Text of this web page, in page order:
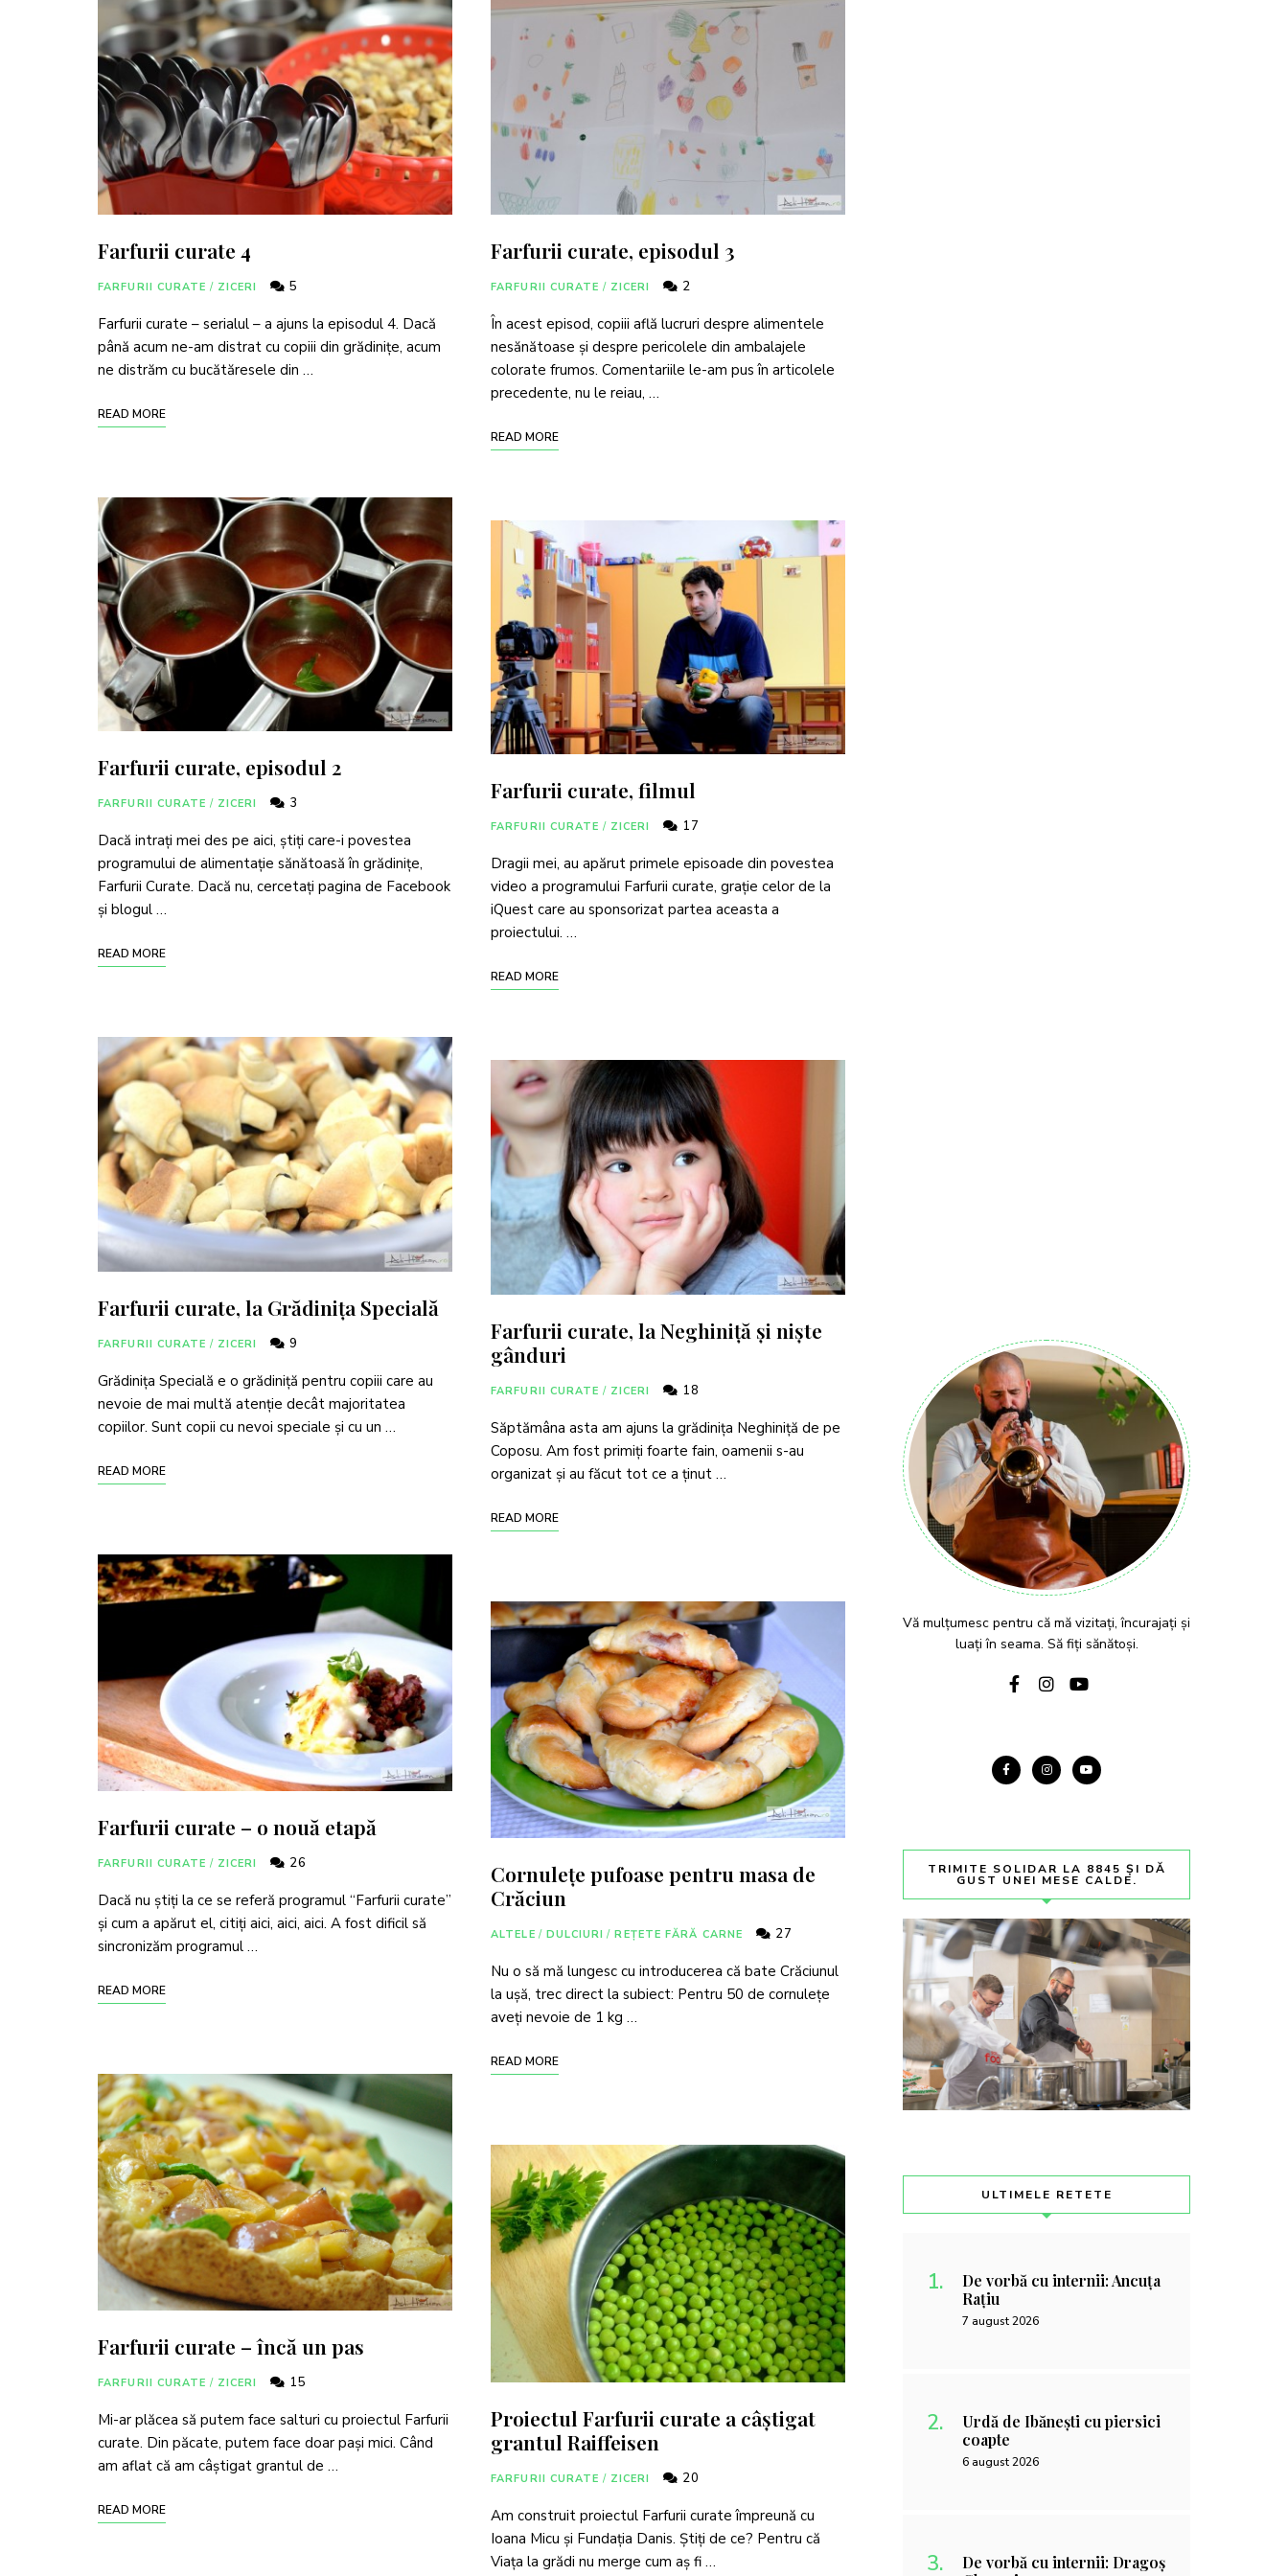
Farfurii curate 4
FARFURII CURATE / ZICERI 5
Farfurii curate – serialul – a ajuns la episodul 4. Dacă
până acum ne-am distrat cu copiii din grădinițe, acum
ne distrăm cu bucătăresele din …
READ MORE
Farfurii curate, episodul 2
FARFURII CURATE / ZICERI 3
Dacă intrați mei des pe aici, știți care-i povestea
programului de alimentație sănătoasă în grădinițe,
Farfurii Curate. Dacă nu, cercetați pagina de Facebook
și blogul …
READ MORE
Farfurii curate, la Grădinița Specială
FARFURII CURATE / ZICERI 9
Grădinița Specială e o grădiniță pentru copiii care au
nevoie de mai multă atenție decât majoritatea
copiilor. Sunt copii cu nevoi speciale și cu un …
READ MORE
Farfurii curate – o nouă etapă
FARFURII CURATE / ZICERI 26
Dacă nu știți la ce se referă programul “Farfurii curate”
și cum a apărut el, citiți aici, aici, aici. A fost dificil să
sincronizăm programul …
READ MORE
Farfurii curate – încă un pas
FARFURII CURATE / ZICERI 15
Mi-ar plăcea să putem face salturi cu proiectul Farfurii
curate. Din păcate, putem face doar pași mici. Când
am aflat că am câștigat grantul de …
READ MORE
Farfurii curate, episodul 3
FARFURII CURATE / ZICERI 2
În acest episod, copiii află lucruri despre alimentele
nesănătoase și despre pericolele din ambalajele
colorate frumos. Comentariile le-am pus în articolele
precedente, nu le reiau, …
READ MORE
Farfurii curate, filmul
FARFURII CURATE / ZICERI 17
Dragii mei, au apărut primele episoade din povestea
video a programului Farfurii curate, grație celor de la
iQuest care au sponsorizat partea aceasta a
proiectului. …
READ MORE
Farfurii curate, la Neghiniță și niște
gânduri
FARFURII CURATE / ZICERI 18
Săptămâna asta am ajuns la grădinița Neghiniță de pe
Coposu. Am fost primiți foarte fain, oamenii s-au
organizat și au făcut tot ce a ținut …
READ MORE
Cornulețe pufoase pentru masa de
Crăciun
ALTELE / DULCIURI / REȚETE FĂRĂ CARNE 27
Nu o să mă lungesc cu introducerea că bate Crăciunul
la ușă, trec direct la subiect: Pentru 50 de cornulețe
aveți nevoie de 1 kg …
READ MORE
Proiectul Farfurii curate a câștigat
grantul Raiffeisen
FARFURII CURATE / ZICERI 20
Am construit proiectul Farfurii curate împreună cu
Ioana Micu și Fundația Danis. Știți de ce? Pentru că
Viața la grădi nu merge cum aș fi …
Vă mulțumesc pentru că mă vizitați, încurajați și
luați în seama. Să fiți sănătoși.
TRIMITE SOLIDAR LA 8845 ȘI DĂ
GUST UNEI MESE CALDE.
ULTIMELE RETETE
De vorbă cu internii: Ancuța
Rațiu
7 august 2026
Urdă de Ibănești cu piersici
coapte
6 august 2026
De vorbă cu internii: Dragoș